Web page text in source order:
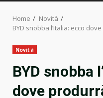
Home
Novità
BYD snobba l’Italia: ecco
Novità
BYD snobba
dove